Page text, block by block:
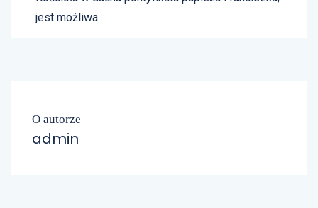
jest możliwa.
O autorze
admin